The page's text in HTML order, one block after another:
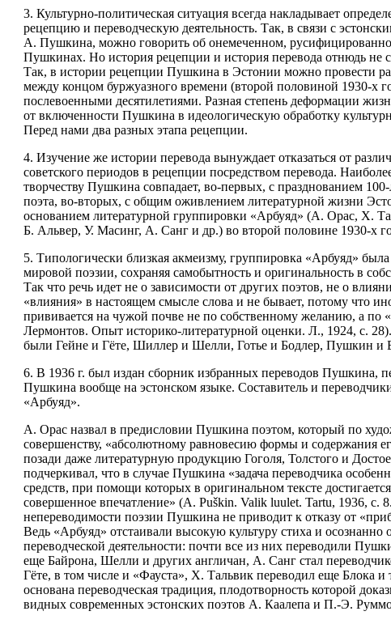
3. Культурно-политическая ситуация всегда накладывает
рецепцию и переводческую деятельность. Так, в связи с
А. Пушкина, можно говорить об онемеченном,
Пушкинах. Но история рецепции и история перевода отнюдь не
Так, в истории рецепции Пушкина в Эстонии можно провести
между концом буржуазного времени (второй половиной 1930-х
послевоенными десятилетиями. Разная степень деформации
от включенности Пушкина в идеологическую обработку
Перед нами два разных этапа рецепции.
4. Изучение же истории перевода вынуждает отказаться от
советского периодов в рецепции посредством перевода.
творчеству Пушкина совпадает, во-первых, с празднованием
поэта, во-вторых, с общим оживлением литературной жизни
основанием литературной группировки «Арбуяд» (А. Орас, Х.
Б. Альвер, У. Масинг, А. Санг и др.) во второй половине 1930-х
5. Типологически близкая акмеизму, группировка «Арбуяд»
мировой поэзии, сохраняя самобытность и оригинальность в
Так что речь идет не о зависимости от других поэтов, не о
«влияния» в настоящем смысле слова и не бывает, потому что
прививается на чужой почве не по собственному желанию, а по
Лермонтов. Опыт историко-литературной оценки. Л., 1924, с.
были Гейне и Гёте, Шиллер и Шелли, Готье и Бодлер, Пушкин и
6. В 1936 г. был издан сборник избранных переводов Пушкина,
Пушкина вообще на эстонском языке. Составитель и
«Арбуяд».
А. Орас назвал в предисловии Пушкина поэтом, который по
совершенству, «абсолютному равновесию формы и содержания
позади даже литературную продукцию Гоголя, Толстого и
подчеркивал, что в случае Пушкина «задача переводчика
средств, при помощи которых в оригинальном тексте
совершенное впечатление» (А. Puškin. Valik luulet. Tartu, 1936, с.
непереводимости поэзии Пушкина не приводит к отказу от
Ведь «Арбуяд» отстаивали высокую культуру стиха и осознанно
переводческой деятельности: почти все из них переводили
еще Байрона, Шелли и других англичан, А. Санг стал
Гёте, в том числе и «Фауста», Х. Тальвик переводил еще Блока
основана переводческая традиция, плодотворность которой
видных современных эстонских поэтов А. Каалепа и П.-Э.